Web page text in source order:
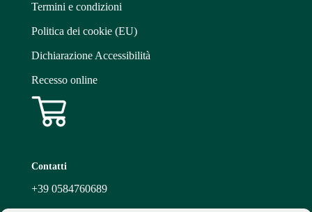
Termini e condizioni
Politica dei cookie (EU)
Dichiarazione Accessibilità
Recesso online
Contatti
+39 0584760689